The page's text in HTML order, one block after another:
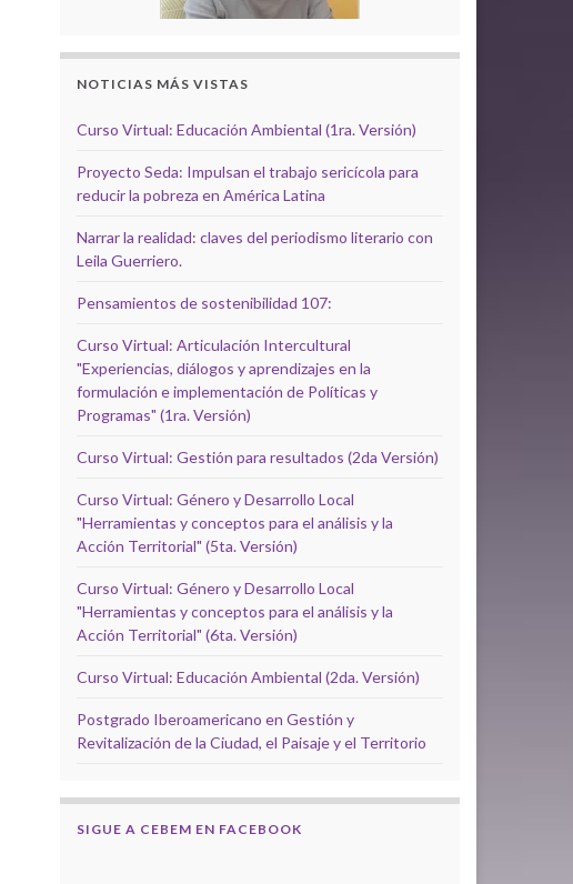
NOTICIAS MÁS VISTAS
Curso Virtual: Educación Ambiental (1ra. Versión)
Proyecto Seda: Impulsan el trabajo sericícola para
reducir la pobreza en América Latina
Narrar la realidad: claves del periodismo literario con
Leila Guerriero.
Pensamientos de sostenibilidad 107:
Curso Virtual: Articulación Intercultural
"Experiencias, diálogos y aprendizajes en la
formulación e implementación de Políticas y
Programas" (1ra. Versión)
Curso Virtual: Gestión para resultados (2da Versión)
Curso Virtual: Género y Desarrollo Local
"Herramientas y conceptos para el análisis y la
Acción Territorial" (5ta. Versión)
Curso Virtual: Género y Desarrollo Local
"Herramientas y conceptos para el análisis y la
Acción Territorial" (6ta. Versión)
Curso Virtual: Educación Ambiental (2da. Versión)
Postgrado Iberoamericano en Gestión y
Revitalización de la Ciudad, el Paisaje y el Territorio
SIGUE A CEBEM EN FACEBOOK